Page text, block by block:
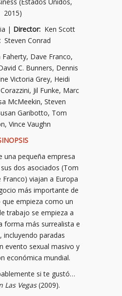
2015)
| Director: Ken Scott
Steven Conrad
Faherty, Dave Franco,
C. Bunners, Dennis
Victoria Grey, Heidi
Jil Funke, Marc
McMeekin, Steven
Garibotto, Tom
Vince Vaughn
una pequeña empresa
dos asociados (Tom
Franco) viajan a Europa
más importante de
que empieza como un
trabajo se empieza a
forma más surrealista e
incluyendo paradas
evento sexual masivo y
económica mundial.
si te gustó…
Las Vegas(2009).